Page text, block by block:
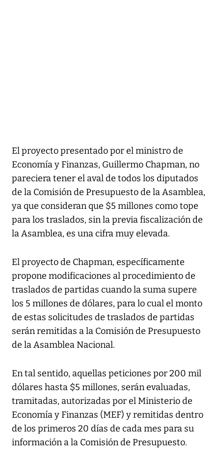
El proyecto presentado por el ministro de
Economía y Finanzas, Guillermo Chapman, no
pareciera tener el aval de todos los diputados
de la Comisión de Presupuesto de la Asamblea,
ya que consideran que $5 millones como tope
para los traslados, sin la previa fiscalización de
la Asamblea, es una cifra muy elevada.
El proyecto de Chapman, específicamente
propone modificaciones al procedimiento de
traslados de partidas cuando la suma supere
los 5 millones de dólares, para lo cual el monto
de estas solicitudes de traslados de partidas
serán remitidas a la Comisión de Presupuesto
de la Asamblea Nacional.
En tal sentido, aquellas peticiones por 200 mil
dólares hasta $5 millones, serán evaluadas,
tramitadas, autorizadas por el Ministerio de
Economía y Finanzas (MEF) y remitidas dentro
de los primeros 20 días de cada mes para su
información a la Comisión de Presupuesto.